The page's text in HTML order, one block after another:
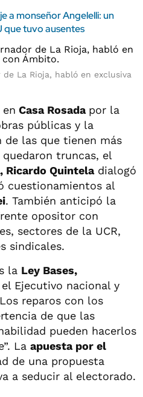
a monseñor Angelelli: un
que tuvo ausentes
La Rioja, habló en exclusiva
Casa Rosada por la
públicas y la
de las que tienen más
quedaron truncas, el
Ricardo Quinteladialogó
cuestionamientos al
. También anticipó la
opositor con
sectores de la UCR,
sindicales.
la Ley Bases,
Ejecutivo nacional y
reparos con los
de que las
pueden hacerlos
La apuesta por el
de una propuesta
a seducir al electorado.